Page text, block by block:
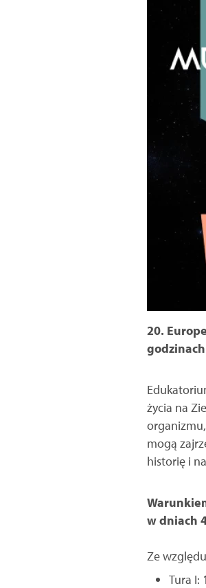
20.
życia na
mogą
historię i
w dniach
Ze
Tura I: